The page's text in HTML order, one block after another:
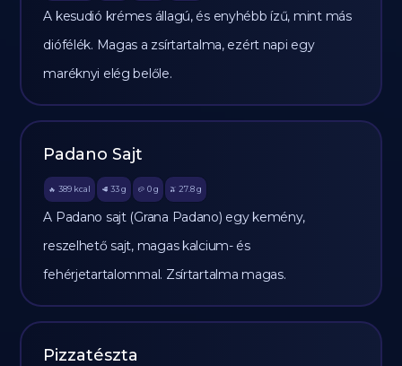
A kesudió krémes állagú, és enyhébb ízű, mint más
diófélék. Magas a zsírtartalma, ezért napi egy
maréknyi elég belőle.
Padano Sajt
🔥 389 kcal 🥩 33 g 🥔 0g 🫒 27.8 g
A Padano sajt (Grana Padano) egy kemény,
reszelhető sajt, magas kalcium- és
fehérjetartalommal. Zsírtartalma magas.
Pizzatészta